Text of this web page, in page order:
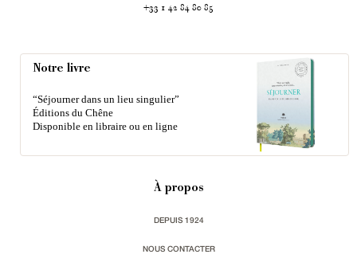
+33 1 42 84 80 85
Notre livre
“Séjourner dans un lieu singulier”
Éditions du Chêne
Disponible en libraire ou en ligne
À propos
DEPUIS 1924
NOUS CONTACTER